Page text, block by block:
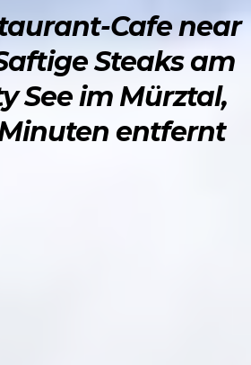
Cafe near
Steaks am
See im Mürztal,
entfernt